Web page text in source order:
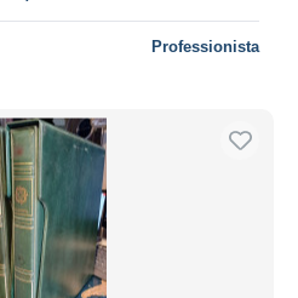
Professionista